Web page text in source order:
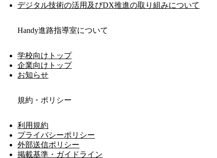
デジタル技術の活用及びDX推進の取り組みについて
Handy進路指導室について
学校向けトップ
企業向けトップ
お知らせ
規約・ポリシー
利用規約
プライバシーポリシー
外部送信ポリシー
掲載基準・ガイドライン